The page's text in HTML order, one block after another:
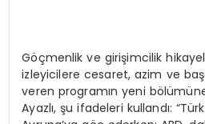
Göçmenlik ve girişimcilik
izleyicilere cesaret, azim ve
veren programın yeni
Ayazlı, şu ifadeleri kullandı: